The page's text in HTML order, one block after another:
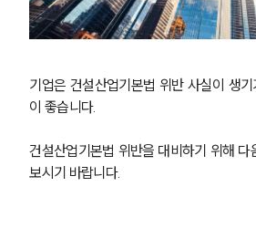
기업은 건설산업기본법 위반 사실이 생
이 좋습니다.
건설산업기본법 위반을 대비하기 위해 다
보시기 바랍니다.